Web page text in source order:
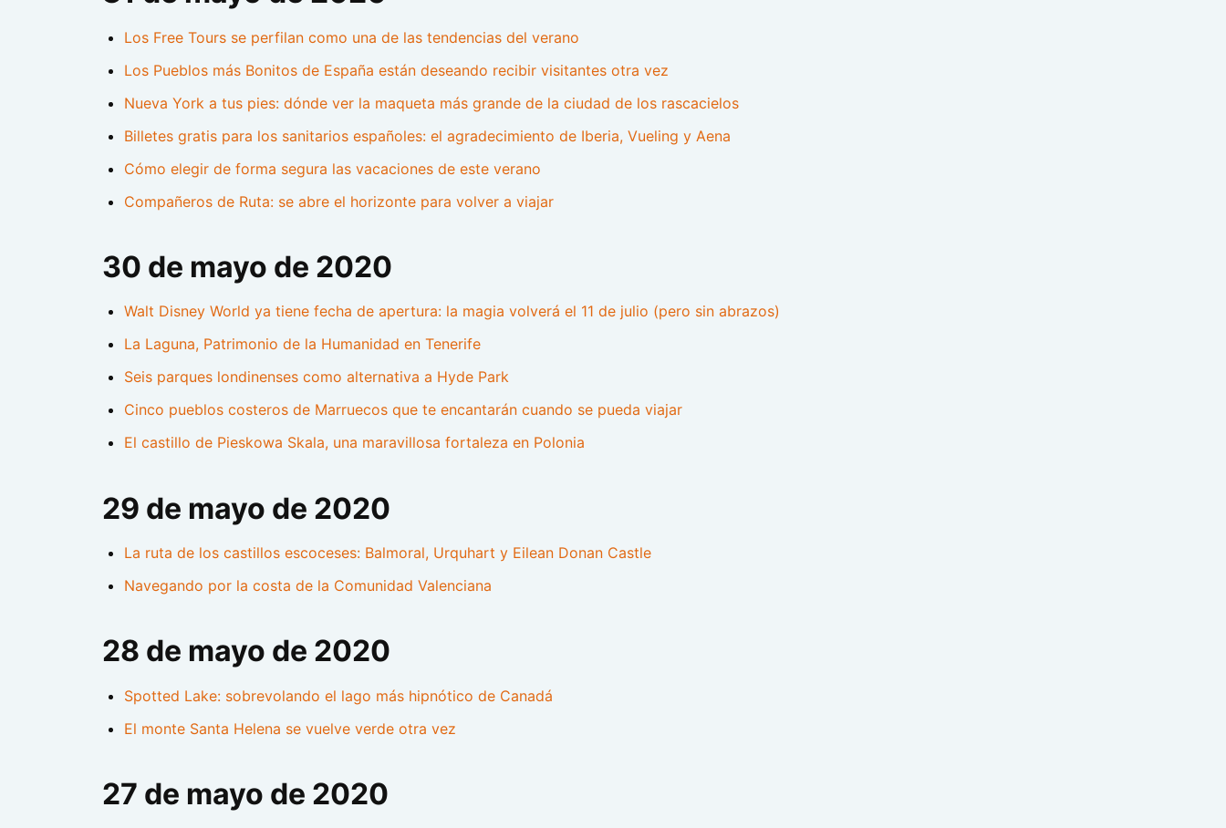
Los Free Tours se perfilan como una de las tendencias del verano
Los Pueblos más Bonitos de España están deseando recibir visitantes otra vez
Nueva York a tus pies: dónde ver la maqueta más grande de la ciudad de los rascacielos
Billetes gratis para los sanitarios españoles: el agradecimiento de Iberia, Vueling y Aena
Cómo elegir de forma segura las vacaciones de este verano
Compañeros de Ruta: se abre el horizonte para volver a viajar
30 de mayo de 2020
Walt Disney World ya tiene fecha de apertura: la magia volverá el 11 de julio (pero sin abrazos)
La Laguna, Patrimonio de la Humanidad en Tenerife
Seis parques londinenses como alternativa a Hyde Park
Cinco pueblos costeros de Marruecos que te encantarán cuando se pueda viajar
El castillo de Pieskowa Skala, una maravillosa fortaleza en Polonia
29 de mayo de 2020
La ruta de los castillos escoceses: Balmoral, Urquhart y Eilean Donan Castle
Navegando por la costa de la Comunidad Valenciana
28 de mayo de 2020
Spotted Lake: sobrevolando el lago más hipnótico de Canadá
El monte Santa Helena se vuelve verde otra vez
27 de mayo de 2020